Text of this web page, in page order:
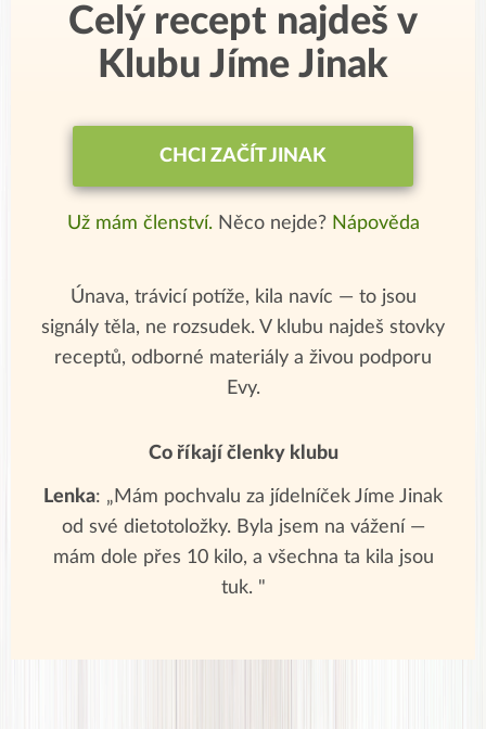
Celý recept najdeš v
Klubu Jíme Jinak
CHCI ZAČÍT JINAK
Už mám členství. Něco nejde? Nápověda
Únava, trávicí potíže, kila navíc — to jsou
signály těla, ne rozsudek. V klubu najdeš stovky
receptů, odborné materiály a živou podporu
Evy.
Co říkají členky klubu
Lenka: „Mám pochvalu za jídelníček Jíme Jinak
od své dietotoložky. Byla jsem na vážení —
mám dole přes 10 kilo, a všechna ta kila jsou
tuk. "